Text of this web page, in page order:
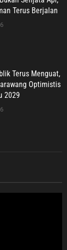
Terus Menguat,
Optimistis
Kota 2026:
Karawang
Dugaan